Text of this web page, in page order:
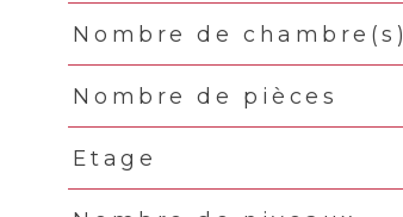
Nombre de chambre(s)
Nombre de pièces
Etage